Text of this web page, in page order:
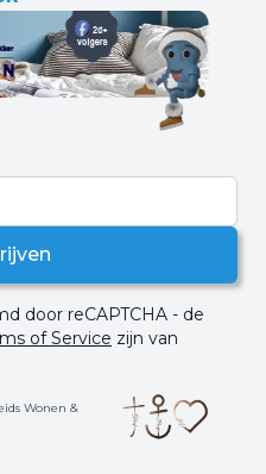
door reCAPTCHA - de
of Service zijn van
Wonen &